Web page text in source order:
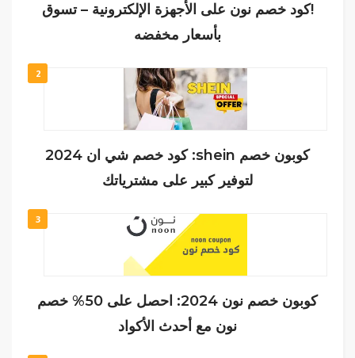
!كود خصم نون على الأجهزة الإلكترونية – تسوق
بأسعار مخفضه
2
كوبون خصم shein: كود خصم شي ان 2024
لتوفير كبير على مشترياتك
3
كوبون خصم نون 2024: احصل على 50% خصم
نون مع أحدث الأكواد